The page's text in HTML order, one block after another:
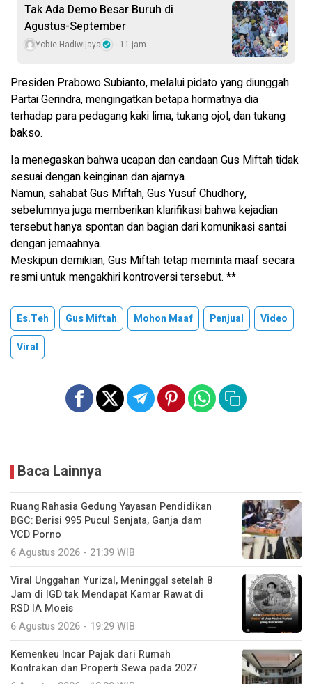
Tak Ada Demo Besar Buruh di
Agustus-September
Yobie Hadiwijaya 11 jam
Presiden Prabowo Subianto, melalui pidato yang diunggah
Partai Gerindra, mengingatkan betapa hormatnya dia
terhadap para pedagang kaki lima, tukang ojol, dan tukang
bakso.
Ia menegaskan bahwa ucapan dan candaan Gus Miftah tidak
sesuai dengan keinginan dan ajarnya.
Namun, sahabat Gus Miftah, Gus Yusuf Chudhory,
sebelumnya juga memberikan klarifikasi bahwa kejadian
tersebut hanya spontan dan bagian dari komunikasi santai
dengan jemaahnya.
Meskipun demikian, Gus Miftah tetap meminta maaf secara
resmi untuk mengakhiri kontroversi tersebut. **
Es.teh Gus Miftah Mohon Maaf Penjual
Video
Viral
Baca Lainnya
Ruang Rahasia Gedung Yayasan Pendidikan
BGC: Berisi 995 Pucul Senjata, Ganja dam
VCD Porno
6 Agustus 2026 - 21:39 WIB
Viral Unggahan Yurizal, Meninggal setelah 8
Jam di IGD tak Mendapat Kamar Rawat di
RSD IA Moeis
6 Agustus 2026 - 19:29 WIB
Kemenkeu Incar Pajak dari Rumah
Kontrakan dan Properti Sewa pada 2027